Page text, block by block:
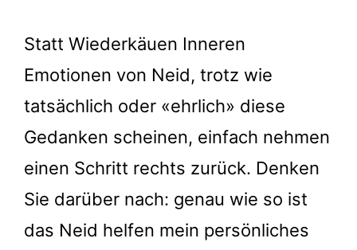
Statt Wiederkäuen Inneren
Emotionen von Neid, trotz wie
tatsächlich oder «ehrlich» diese
Gedanken scheinen, einfach nehmen
einen Schritt rechts zurück. Denken
Sie darüber nach: genau wie so ist
das Neid helfen mein persönliches